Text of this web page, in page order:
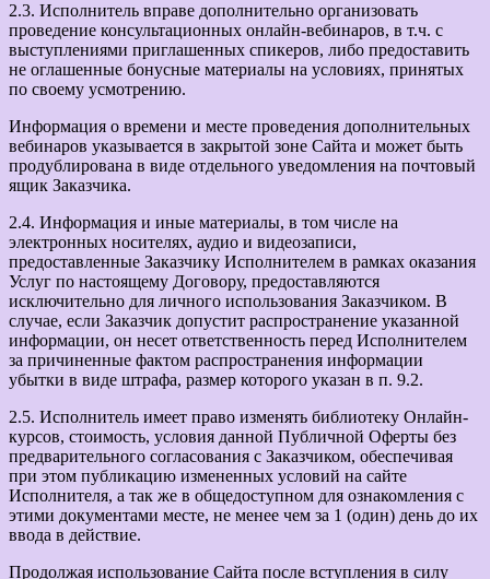
2.3. Исполнитель вправе дополнительно организовать
проведение консультационных онлайн-вебинаров, в т.ч. с
выступлениями приглашенных спикеров, либо предоставить
не оглашенные бонусные материалы на условиях, принятых
по своему усмотрению.
Информация о времени и месте проведения дополнительных
вебинаров указывается в закрытой зоне Сайта и может быть
продублирована в виде отдельного уведомления на почтовый
ящик Заказчика.
2.4. Информация и иные материалы, в том числе на
электронных носителях, аудио и видеозаписи,
предоставленные Заказчику Исполнителем в рамках оказания
Услуг по настоящему Договору, предоставляются
исключительно для личного использования Заказчиком. В
случае, если Заказчик допустит распространение указанной
информации, он несет ответственность перед Исполнителем
за причиненные фактом распространения информации
убытки в виде штрафа, размер которого указан в п. 9.2.
2.5. Исполнитель имеет право изменять библиотеку Онлайн-
курсов, стоимость, условия данной Публичной Оферты без
предварительного согласования с Заказчиком, обеспечивая
при этом публикацию измененных условий на сайте
Исполнителя, а так же в общедоступном для ознакомления с
этими документами месте, не менее чем за 1 (один) день до их
ввода в действие.
Продолжая использование Сайта после вступления в силу